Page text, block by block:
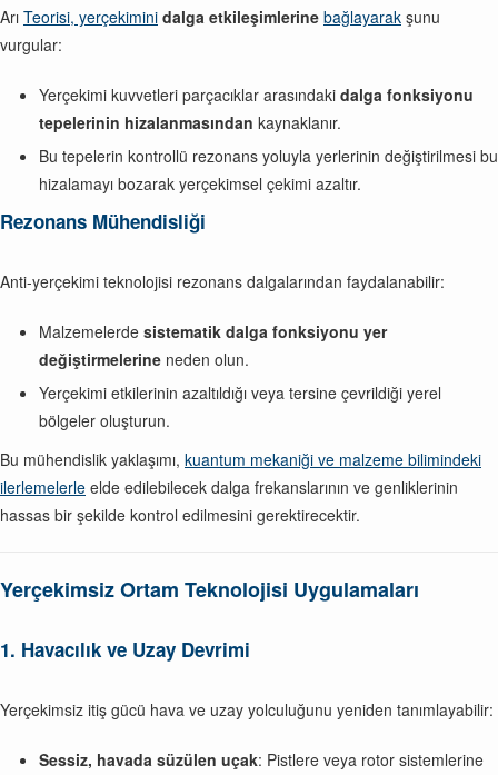
Arı Teorisi, yerçekimini dalga etkileşimlerine bağlayarak şunu
vurgular:
Yerçekimi kuvvetleri parçacıklar arasındaki dalga fonksiyonu
tepelerinin hizalanmasından kaynaklanır.
Bu tepelerin kontrollü rezonans yoluyla yerlerinin değiştirilmesi bu
hizalamayı bozarak yerçekimsel çekimi azaltır.
Rezonans Mühendisliği
Anti-yerçekimi teknolojisi rezonans dalgalarından faydalanabilir:
Malzemelerde sistematik dalga fonksiyonu yer
değiştirmelerine neden olun.
Yerçekimi etkilerinin azaltıldığı veya tersine çevrildiği yerel
bölgeler oluşturun.
Bu mühendislik yaklaşımı, kuantum mekaniği ve malzeme bilimindeki
ilerlemelerle elde edilebilecek dalga frekanslarının ve genliklerinin
hassas bir şekilde kontrol edilmesini gerektirecektir.
Yerçekimsiz Ortam Teknolojisi Uygulamaları
1. Havacılık ve Uzay Devrimi
Yerçekimsiz itiş gücü hava ve uzay yolculuğunu yeniden tanımlayabilir:
Sessiz, havada süzülen uçak: Pistlere veya rotor sistemlerine